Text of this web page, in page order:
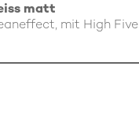
matt
mit High Five